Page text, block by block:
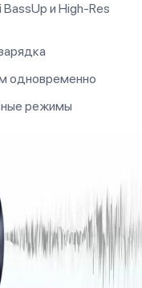
и High-Res
одновременно
режимы